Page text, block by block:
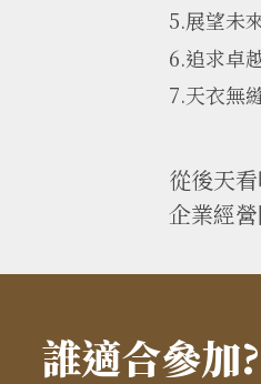
5.展望未
6.追求卓
7.天衣無
從後天
企業經
誰適合參加?